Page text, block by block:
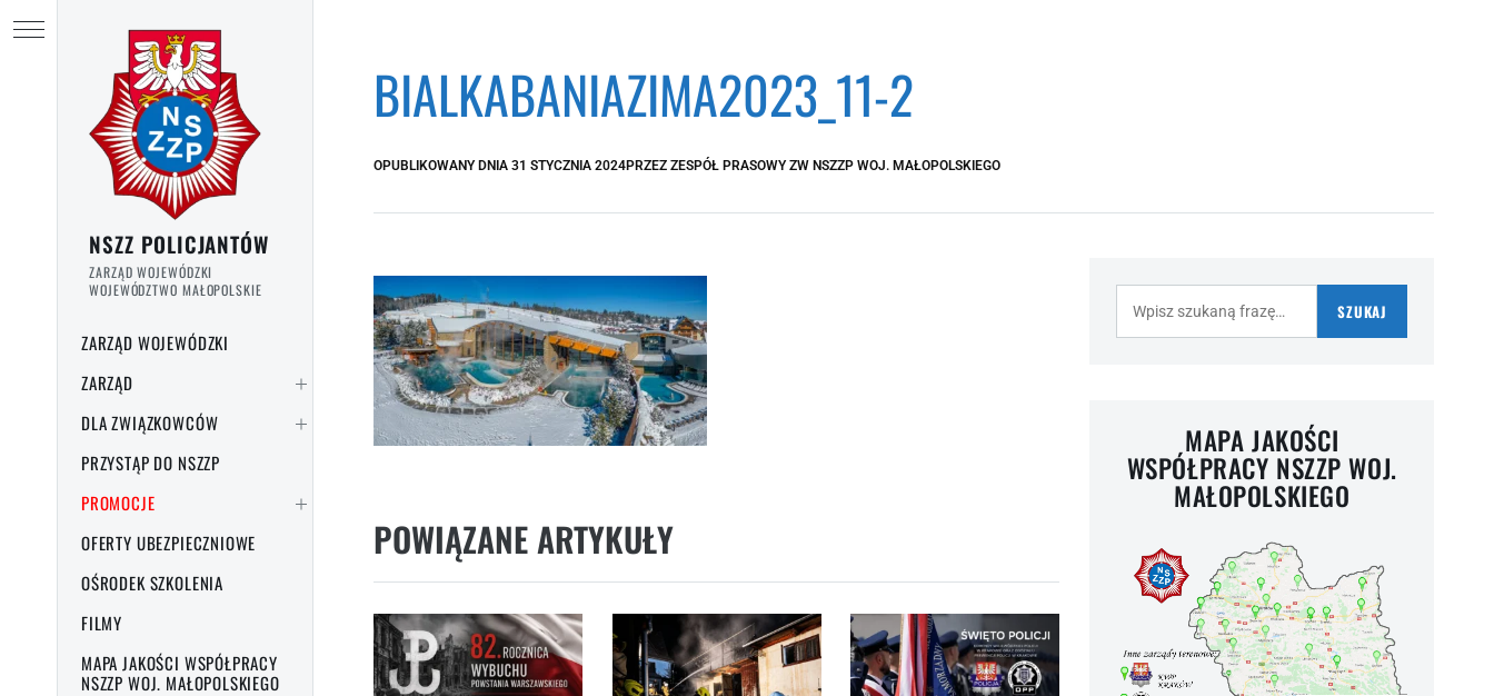
NSZZ POLICJANTÓW
ZARZĄD WOJEWÓDZKI
WOJEWÓDZTWO MAŁOPOLSKIE
ZARZĄD WOJEWÓDZKI
ZARZĄD
DLA ZWIĄZKOWCÓW
PRZYSTĄP DO NSZZP
PROMOCJE
OFERTY UBEZPIECZNIOWE
OŚRODEK SZKOLENIA
FILMY
MAPA JAKOŚCI WSPÓŁPRACY
NSZZP WOJ. MAŁOPOLSKIEGO
BIALKABANIAZIMA2023_11-2
OPUBLIKOWANY DNIA 31 STYCZNIA 2024PRZEZ ZESPÓŁ PRASOWY ZW NSZZP WOJ. MAŁOPOLSKIEGO
POWIĄZANE ARTYKUŁY
SZUKAJ
MAPA JAKOŚCI
WSPÓŁPRACY NSZZP WOJ.
MAŁOPOLSKIEGO